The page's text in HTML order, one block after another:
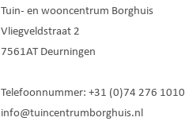
Tuin- en wooncentrum Borghuis
Vliegveldstraat 2
7561AT Deurningen
Telefoonnummer: +31 (0)74 276 1010
info@tuincentrumborghuis.nl